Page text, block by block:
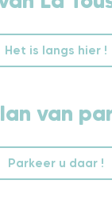
Het is langs hier !
van
Parkeer u daar !